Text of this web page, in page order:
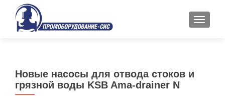
Новые насосы для отвода стоков и
грязной воды KSB Ama-drainer N